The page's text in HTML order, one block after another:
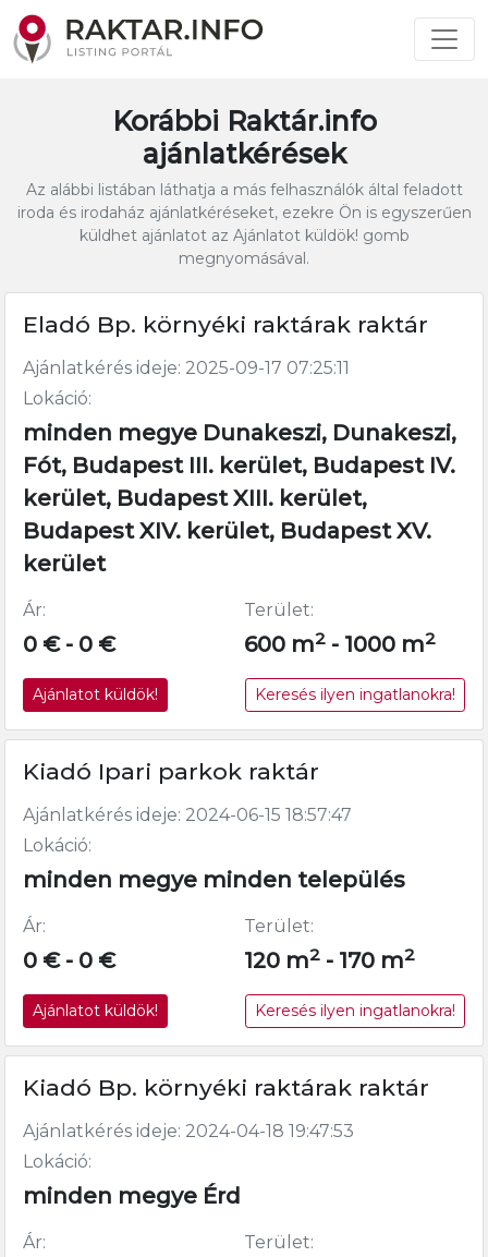
Korábbi Raktár.info
ajánlatkérések
Az alábbi listában láthatja a más felhasználók által feladott
iroda és irodaház ajánlatkéréseket, ezekre Ön is egyszerűen
küldhet ajánlatot az Ajánlatot küldök! gomb
megnyomásával.
Eladó Bp. környéki raktárak raktár
Ajánlatkérés ideje: 2025-09-17 07:25:11
Lokáció:
minden megye Dunakeszi, Dunakeszi,
Fót, Budapest III. kerület, Budapest IV.
kerület, Budapest XIII. kerület,
Budapest XIV. kerület, Budapest XV.
kerület
Ár:
0 € - 0 €
Terület:
600 m2 - 1000 m2
Ajánlatot küldök! Keresés ilyen ingatlanokra!
Kiadó Ipari parkok raktár
Ajánlatkérés ideje: 2024-06-15 18:57:47
Lokáció:
minden megye minden település
Ár:
0 € - 0 €
Terület:
120 m2 - 170 m2
Ajánlatot küldök! Keresés ilyen ingatlanokra!
Kiadó Bp. környéki raktárak raktár
Ajánlatkérés ideje: 2024-04-18 19:47:53
Lokáció:
minden megye Érd
Ár: Terület: